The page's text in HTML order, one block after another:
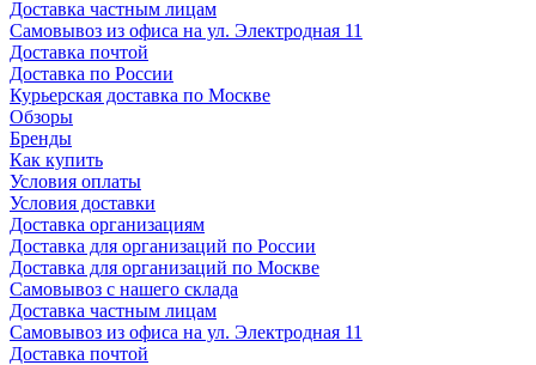
Доставка частным лицам
Самовывоз из офиса на ул. Электродная 11
Доставка почтой
Доставка по России
Курьерская доставка по Москве
Обзоры
Бренды
Как купить
Условия оплаты
Условия доставки
Доставка организациям
Доставка для организаций по России
Доставка для организаций по Москве
Самовывоз с нашего склада
Доставка частным лицам
Самовывоз из офиса на ул. Электродная 11
Доставка почтой